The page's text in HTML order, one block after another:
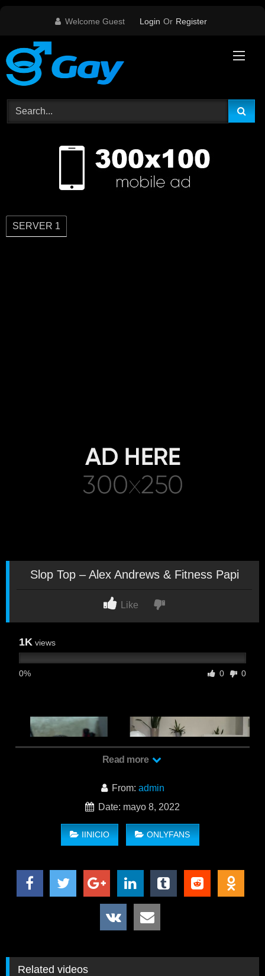
Welcome Guest Login Or Register
SERVER 1
Slop Top – Alex Andrews & Fitness Papi
Like
1K views
0% 0 0
fitnesspapi dando una buena mamada a este joven activo
hasta hacerlo correr
Read more
From: admin
Date: mayo 8, 2022
IINICIO ONLYFANS
Related videos